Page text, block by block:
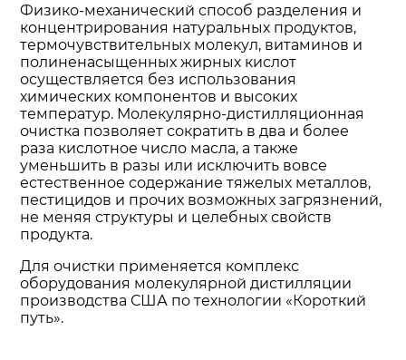
Физико-механический способ разделения и
концентрирования натуральных продуктов,
термочувствительных молекул, витаминов и
полиненасыщенных жирных кислот
осуществляется без использования
химических компонентов и высоких
температур. Молекулярно-дистилляционная
очистка позволяет сократить в два и более
раза кислотное число масла, а также
уменьшить в разы или исключить вовсе
естественное содержание тяжелых металлов,
пестицидов и прочих возможных загрязнений,
не меняя структуры и целебных свойств
продукта.
Для очистки применяется комплекс
оборудования молекулярной дистилляции
производства США по технологии «Короткий
путь».